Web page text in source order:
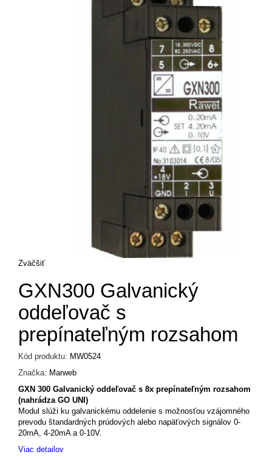
Zväčšiť
GXN300 Galvanický
oddeľovač s
prepínateľným rozsahom
Kód produktu: MW0524
Značka: Marweb
GXN 300 Galvanický oddeľovač s 8x prepínateľným rozsahom
(nahrádza GO UNI)
Modul slúži ku galvanickému oddelenie s možnosťou vzájomného
prevodu štandardných prúdových alebo napäťových signálov 0-
20mA, 4-20mA a 0-10V.
Viac detailov